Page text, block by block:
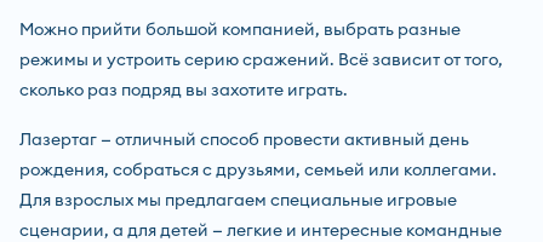
Можно прийти большой компанией, выбрать разные
режимы и устроить серию сражений. Всё зависит от того,
сколько раз подряд вы захотите играть.
Лазертаг — отличный способ провести активный день
рождения, собраться с друзьями, семьей или коллегами.
Для взрослых мы предлагаем специальные игровые
сценарии, а для детей — легкие и интересные командные